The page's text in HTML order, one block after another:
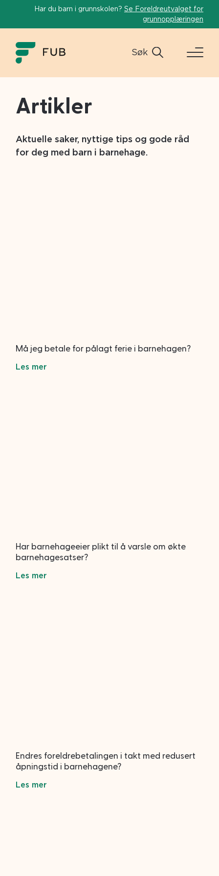
Har du barn i grunnskolen? Se Foreldreutvalget for
grunnopplæringen
Søk
Artikler
Aktuelle saker, nyttige tips og gode råd
for deg med barn i barnehage.
Må jeg betale for pålagt ferie i barnehagen?
Les mer
Har barnehageeier plikt til å varsle om økte
barnehagesatser?
Les mer
Endres foreldrebetalingen i takt med redusert
åpningstid i barnehagene?
Les mer